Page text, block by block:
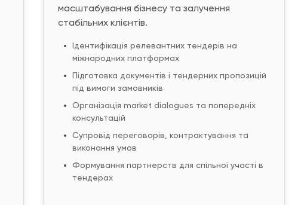
масштабування бізнесу та залучення
стабільних клієнтів.
Ідентифікація релевантних тендерів на
міжнародних платформах
Підготовка документів і тендерних пропозицій
під вимоги замовників
Організація market dialogues та попередніх
консультацій
Супровід переговорів, контрактування та
виконання умов
Формування партнерств для спільної участі в
тендерах